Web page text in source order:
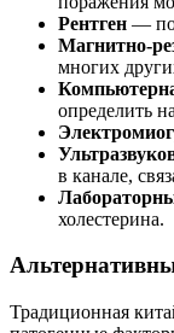
Рентген —
Магнитно-
многих
определить
в канале,
холестерина.
Традиционная